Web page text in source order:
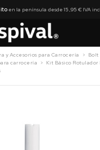
en la península desde 15,95 € IVA
y Accesorios para Carrocería
Bolt
carrocería
Kit Básico